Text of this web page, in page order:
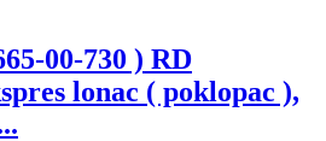
00-730 ) RD
lonac ( poklopac ),